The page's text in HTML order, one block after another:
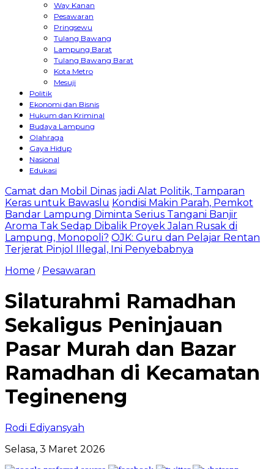
Way Kanan
Pesawaran
Pringsewu
Tulang Bawang
Lampung Barat
Tulang Bawang Barat
Kota Metro
Mesuji
Politik
Ekonomi dan Bisnis
Hukum dan Kriminal
Budaya Lampung
Olahraga
Gaya Hidup
Nasional
Edukasi
Camat dan Mobil Dinas jadi Alat Politik, Tamparan
Keras untuk Bawaslu Kondisi Makin Parah, Pemkot
Bandar Lampung Diminta Serius Tangani Banjir
Aroma Tak Sedap Dibalik Proyek Jalan Rusak di
Lampung, Monopoli? OJK: Guru dan Pelajar Rentan
Terjerat Pinjol Illegal, Ini Penyebabnya
Home / Pesawaran
Silaturahmi Ramadhan
Sekaligus Peninjauan
Pasar Murah dan Bazar
Ramadhan di Kecamatan
Tegineneng
Rodi Ediyansyah
Selasa, 3 Maret 2026